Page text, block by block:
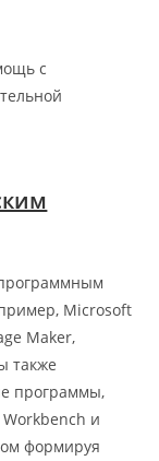
с
Microsoft
Maker,
также
программы,
Workbench и
формируя